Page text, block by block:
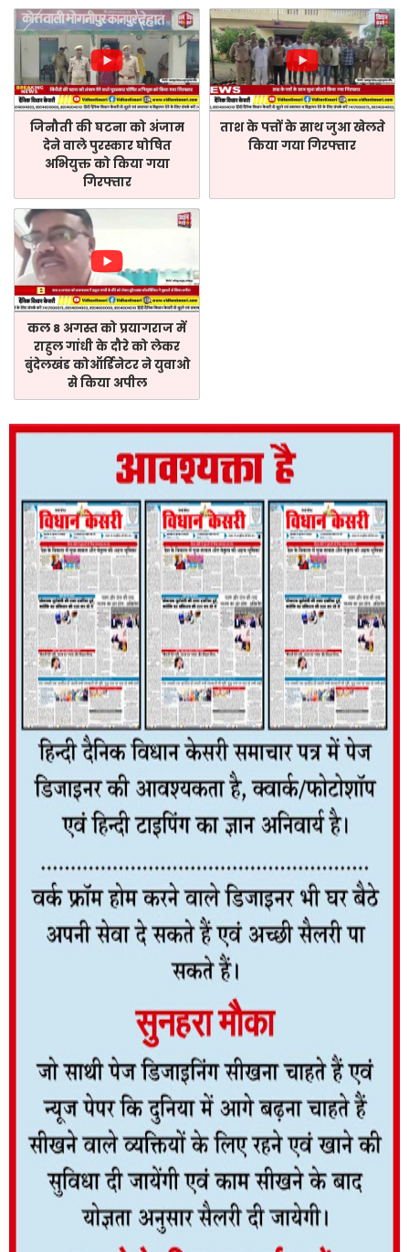
जिनौती की घटना को अंजाम
देने वाले पुरस्कार घोषित
अभियुक्त को किया गया
गिरफ्तार
ताश के पत्तों के साथ जुआ खेलते
किया गया गिरफ्तार
कल 8 अगस्त को प्रयागराज में
राहुल गांधी के दौरे को लेकर
बुंदेलखंड कोऑर्डिनेटर ने युवाओ
से किया अपील